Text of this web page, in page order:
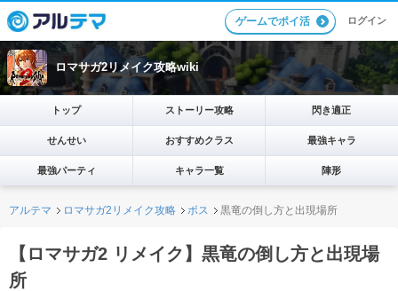
ゲームでポイ活 ログイン
ロマサガ2リメイク攻略wiki
トップ ストーリー攻略 閃き適正
せんせい おすすめクラス 最強キャラ
最強パーティ キャラ一覧 陣形
アルテマ ロマサガ2リメイク攻略 ボス 黒竜の倒し方と出現場所
【ロマサガ2 リメイク】黒竜の倒し方と出現場
所